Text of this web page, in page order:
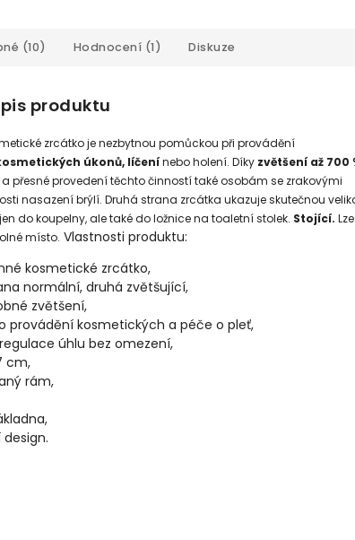
(10) Hodnocení (1) Diskuze
produktu
zrcátko je nezbytnou pomůckou při provádění
úkonů, líčenínebo holení. Díky zvětšení až 700
přesné provedení těchto činností také osobám se zrakovými
nasazení brýlí. Druhá strana zrcátka ukazuje skutečnou
do koupelny, ale také do ložnice na toaletní stolek. Stojící.
místo. Vlastnosti produktu:
kosmetické zrcátko,
normální, druhá zvětšující,
zvětšení,
provádění kosmetických a péče o pleť,
úhlu bez omezení,
cm,
rám,